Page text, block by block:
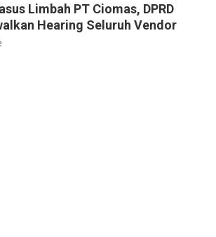
Limbah PT Ciomas, DPRD
Hearing Seluruh Vendor